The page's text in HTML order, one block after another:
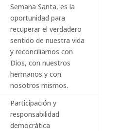
Semana Santa, es la
oportunidad para
recuperar el verdadero
sentido de nuestra vida
y reconciliarnos con
Dios, con nuestros
hermanos y con
nosotros mismos.
Participación y
responsabilidad
democrática